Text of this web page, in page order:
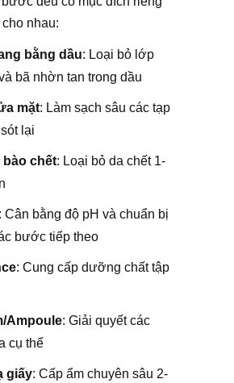
nhau:
bằng dầu: Loại bỏ lớp
bã nhờn tan trong dầu
mặt: Làm sạch sâu các tạp
lại
bào chết: Loại bỏ da chết 1-
: Cân bằng độ pH và chuẩn bị
bước tiếp theo
: Cung cấp dưỡng chất tập
Ampoule: Giải quyết các
cụ thể
giấy: Cấp ẩm chuyên sâu 2-